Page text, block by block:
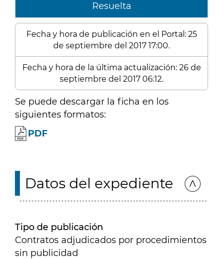
Resuelta
Fecha y hora de publicación en el Portal: 25
de septiembre del 2017 17:00.
Fecha y hora de la última actualización: 26 de
septiembre del 2017 06:12.
Se puede descargar la ficha en los
siguientes formatos:
PDF
Datos del expediente
Tipo de publicación
Contratos adjudicados por procedimientos
sin publicidad